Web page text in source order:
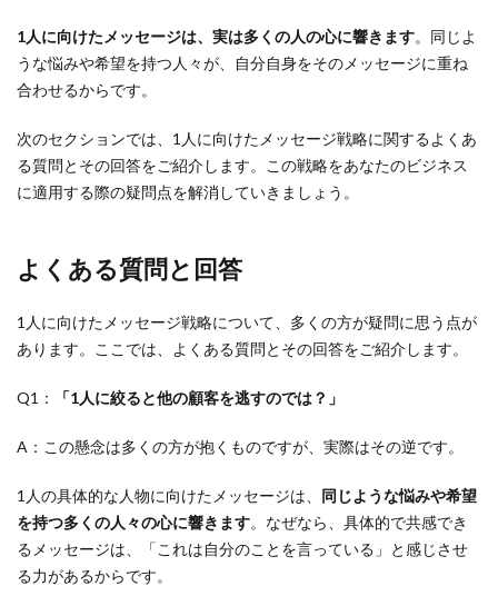
1人に向けたメッセージは、実は多くの人の心に響きます。同じよ
うな悩みや希望を持つ人々が、自分自身をそのメッセージに重ね
合わせるからです。
次のセクションでは、1人に向けたメッセージ戦略に関するよくあ
る質問とその回答をご紹介します。この戦略をあなたのビジネス
に適用する際の疑問点を解消していきましょう。
よくある質問と回答
1人に向けたメッセージ戦略について、多くの方が疑問に思う点が
あります。ここでは、よくある質問とその回答をご紹介します。
Q1： 「1人に絞ると他の顧客を逃すのでは？」
A：この懸念は多くの方が抱くものですが、実際はその逆です。
1人の具体的な人物に向けたメッセージは、 同じような悩みや希望
を持つ多くの人々の心に響きます。なぜなら、具体的で共感でき
るメッセージは、「これは自分のことを言っている」と感じさせ
る力があるからです。